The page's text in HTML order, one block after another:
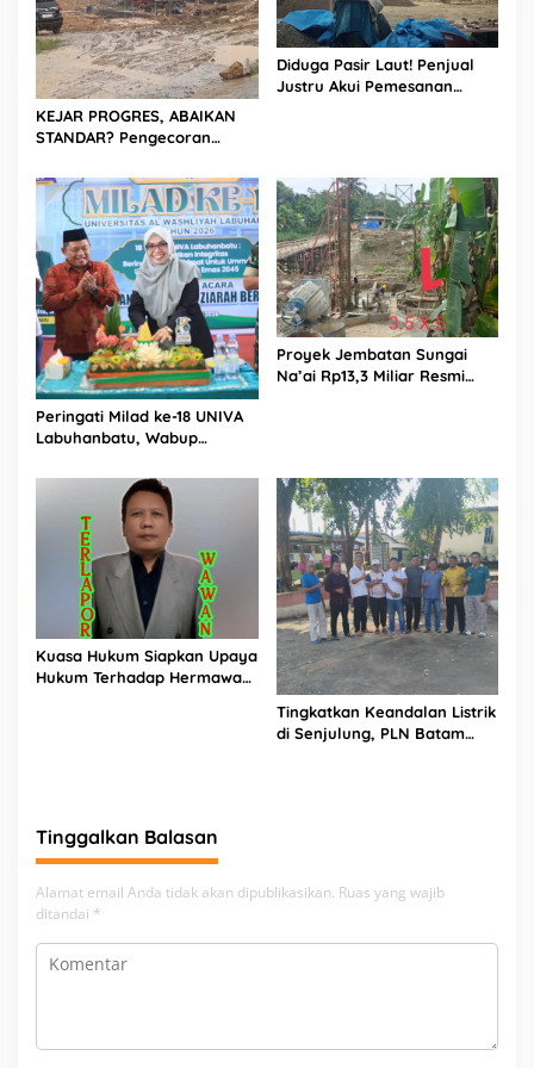
KEJAR PROGRES, ABAIKAN
STANDAR? Pengecoran
Rp87,34 Miliar Sukma Nias,
Konsultan, Pengawas dan
PPK Bungkam
Diduga Pasir Laut! Penjual
Justru Akui Pemesanan
Peringati Milad ke-18 UNIVA
Labuhanbatu, Wabup
Unggul Menuju Indonesia
Proyek Jembatan Sungai
Na’ai Rp13,3 Miliar Resmi
Kuasa Hukum Siapkan Upaya
Hukum Terhadap Hermawan
Tingkatkan Keandalan Listrik
di Senjulung, PLN Batam
Tinggalkan Balasan
Alamat email Anda tidak akan dipublikasikan. Ruas yang wajib
ditandai *